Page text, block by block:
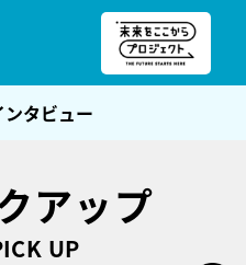
ンタビュー
アップ
UP